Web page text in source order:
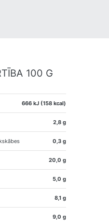
100 G
666 kJ (158 kcal)
2,8 g
0,3 g
20,0 g
5,0 g
8,1 g
9,0 g